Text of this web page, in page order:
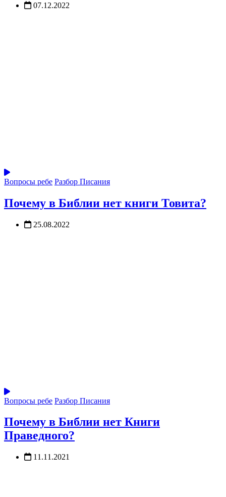
07.12.2022
Вопросы ребе Разбор Писания
Почему в Библии нет книги Товита?
25.08.2022
Вопросы ребе Разбор Писания
Почему в Библии нет Книги
Праведного?
11.11.2021